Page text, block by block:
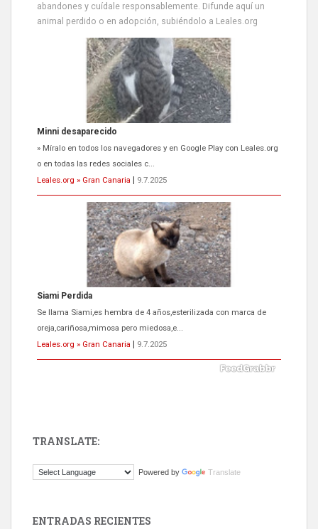
abandones y cuídale responsablemente. Difunde aquí un
animal perdido o en adopción, subiéndolo a Leales.org
Siami Perdida
Se llama Siami,es hembra de 4 años,esterilizada con marca de
oreja,cariñosa,mimosa pero miedosa,e...
Leales.org » Gran Canaria
9.7.2025
ADOPCIÓN URGENTE GATA TEROR GRAN CANARIA
El ayuntamiento se va a llevar a Los Gatos callejeros de la zona los
próximos días, ella incluida...
Leales.org » Gran Canaria
9.7.2025
Este gato macho ha aparecido en la calle hace menos de un mes,
TRANSLATE:
Powered by Translate
ENTRADAS RECIENTES